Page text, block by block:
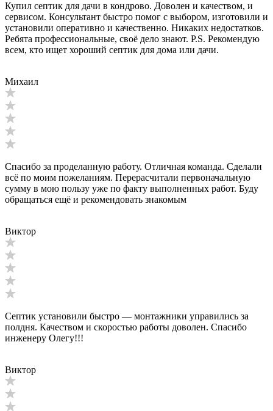
Купил септик для дачи в кондрово. Доволен и качеством, и
сервисом. Консультант быстро помог с выбором, изготовили и
установили оперативно и качественно. Никаких недостатков.
Ребята профессиональные, своё дело знают. P.S. Рекомендую
всем, кто ищет хороший септик для дома или дачи.
Михаил
Спасибо за проделанную работу. Отличная команда. Сделали
всё по моим пожеланиям. Перерасчитали первоначальную
сумму в мою пользу уже по факту выполненных работ. Буду
обращаться ещё и рекомендовать знакомым
Виктор
Септик установили быстро — монтажники управились за
полдня. Качеством и скоростью работы доволен. Спасибо
инженеру Олегу!!!
Виктор